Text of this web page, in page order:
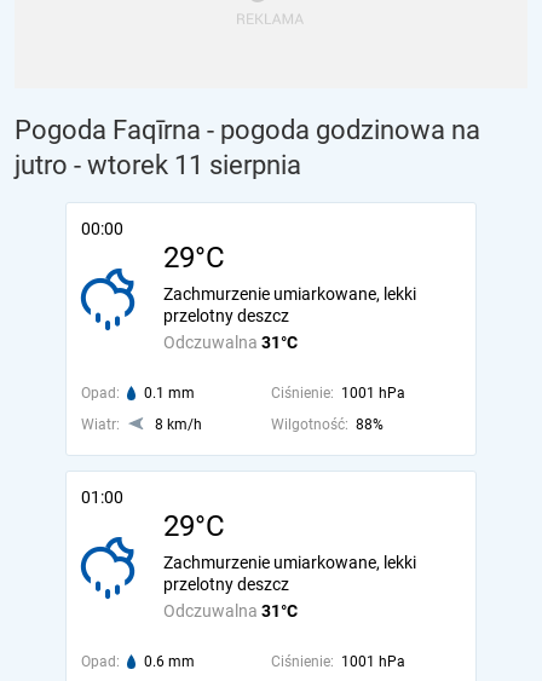
Pogoda Faqīrna - pogoda godzinowa na
jutro - wtorek 11 sierpnia
00:00
29°C
Odczuwalna 31°C
Zachmurzenie umiarkowane, lekki
przelotny deszcz
Opad: 0.1 mm Ciśnienie: 1001 hPa
Wiatr:
8 km/h Wilgotność: 88%
01:00
29°C
Odczuwalna 31°C
Zachmurzenie umiarkowane, lekki
przelotny deszcz
Opad: 0.6 mm Ciśnienie: 1001 hPa